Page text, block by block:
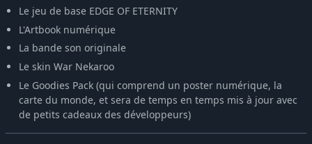
Le jeu de base EDGE OF ETERNITY
L'Artbook numérique
La bande son originale
Le skin War Nekaroo
Le Goodies Pack (qui comprend un poster numérique, la
carte du monde, et sera de temps en temps mis à jour avec
de petits cadeaux des développeurs)